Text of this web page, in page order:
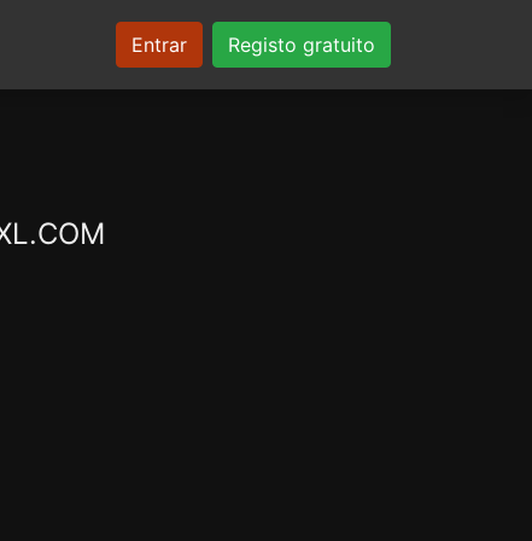
Entrar Registo gratuito